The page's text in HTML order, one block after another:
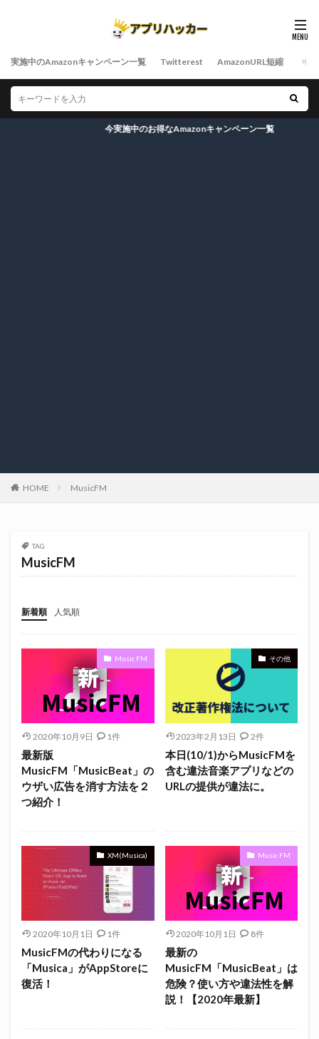
実施中のAmazonキャンペーン一覧 Twitterest AmazonURL短縮
今実施中のお得なAmazonキャンペーン一覧
HOME MusicFM
TAG
MusicFM
新着順 人気順
Music FM
2020年10月9日 1件
最新版
MusicFM「MusicBeat」の
ウザい広告を消す方法を２
つ紹介！
その他
2023年2月13日 2件
本日(10/1)からMusicFMを
含む違法音楽アプリなどの
URLの提供が違法に。
XM(Musica)
2020年10月1日 1件
MusicFMの代わりになる
「Musica」がAppStoreに
復活！
Music FM
2020年10月1日 8件
最新の
MusicFM「MusicBeat」は
危険？使い方や違法性を解
説！【2020年最新】